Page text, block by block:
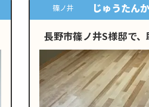
安茂里小市
天井と
長野市安茂里小市K様
替え工事を行